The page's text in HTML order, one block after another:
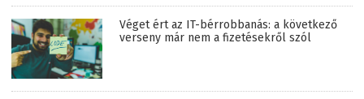
Véget ért az IT-bérrobbanás: a következő
verseny már nem a fizetésekről szól